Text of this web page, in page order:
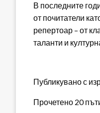
В последните
от почитатели
репертоар – от
таланти и
Публикувано с
Прочетено 20